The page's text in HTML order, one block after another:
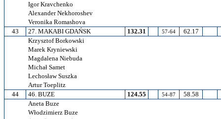
Igor Kravchenko
Alexander Nekhoroshev
Veronika Romashova
43
27. MAKABI GDAŃSK 132.31 57-64
62.17
Krzysztof Borkowski
Marek Kryniewski
Magdalena Niebuda
Michał Samet
Lechosław Suszka
Artur Toeplitz
44
46. BUZE 124.55 54-87
58.58
Aneta Buze
Włodzimierz Buze